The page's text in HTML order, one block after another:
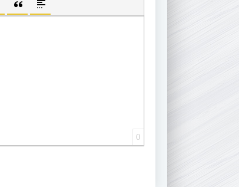
ССЫЛКУ
СМАЙЛИКСКРЫТОГО ТЕКСТА
ВСТАВКА ЦИТАТЫ
ВСТАВКА СПОЙЛЕРА
0